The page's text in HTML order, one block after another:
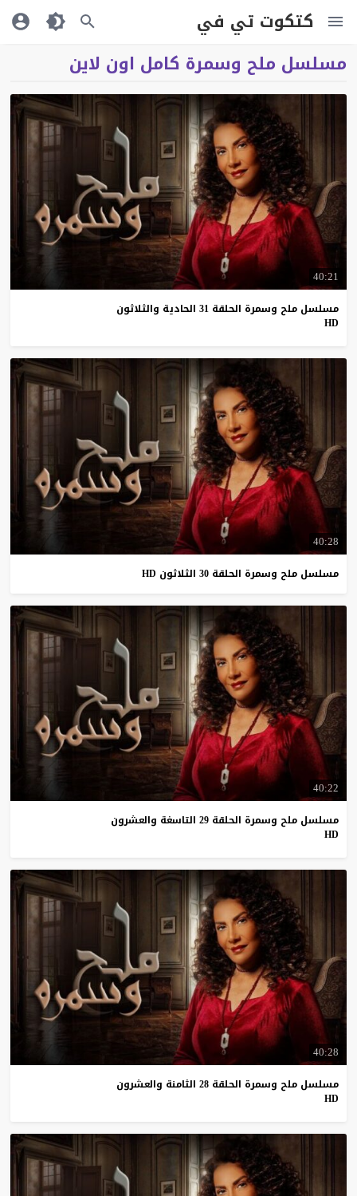
كتكوت تي في
مسلسل ملح وسمرة كامل اون لاين
40:21
مسلسل ملح وسمرة الحلقة 31 الحادية والثلاثون
HD
40:28
مسلسل ملح وسمرة الحلقة 30 الثلاثون HD
40:22
مسلسل ملح وسمرة الحلقة 29 التاسغة والعشرون
HD
40:28
مسلسل ملح وسمرة الحلقة 28 الثامنة والعشرون
HD